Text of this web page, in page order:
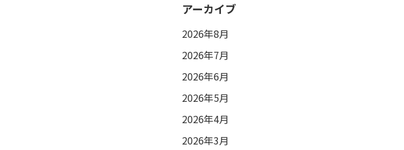
アーカイブ
2026年8月
2026年7月
2026年6月
2026年5月
2026年4月
2026年3月